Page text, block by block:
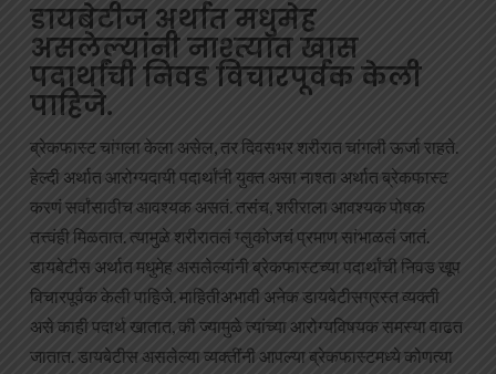
डायबेटीज अर्थात मधुमेह
असलेल्यांनी नाश्त्यात खास
पदार्थांची निवड विचारपूर्वक केली
पाहिजे.
ब्रेकफास्ट चांगला केला असेल, तर दिवसभर शरीरात चांगली ऊर्जा राहते.
हेल्दी अर्थात आरोग्यदायी पदार्थांनी युक्त असा नाश्ता अर्थात ब्रेकफास्ट
करणं सर्वांसाठीच आवश्यक असतं. तसंच, शरीराला आवश्यक पोषक
तत्त्वंही मिळतात. त्यामुळे शरीरातलं ग्लुकोजचं प्रमाण सांभाळलं जातं.
डायबेटीस अर्थात मधुमेह असलेल्यांनी ब्रेकफास्टच्या पदार्थांची निवड खूप
विचारपूर्वक केली पाहिजे. माहितीअभावी अनेक डायबेटीसग्रस्त व्यक्ती
असे काही पदार्थ खातात, की ज्यामुळे त्यांच्या आरोग्यविषयक समस्या वाढत
जातात. डायबेटीस असलेल्या व्यक्तींनी आपल्या ब्रेकफास्टमध्ये कोणत्या